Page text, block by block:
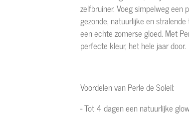
zelfbruiner. Voeg simpelweg een
gezonde, natuurlijke en
een echte zomerse gloed. Met
perfecte kleur, het hele jaar door.
Voordelen van Perle de Soleil:
- Tot 4 dagen een natuurlijke